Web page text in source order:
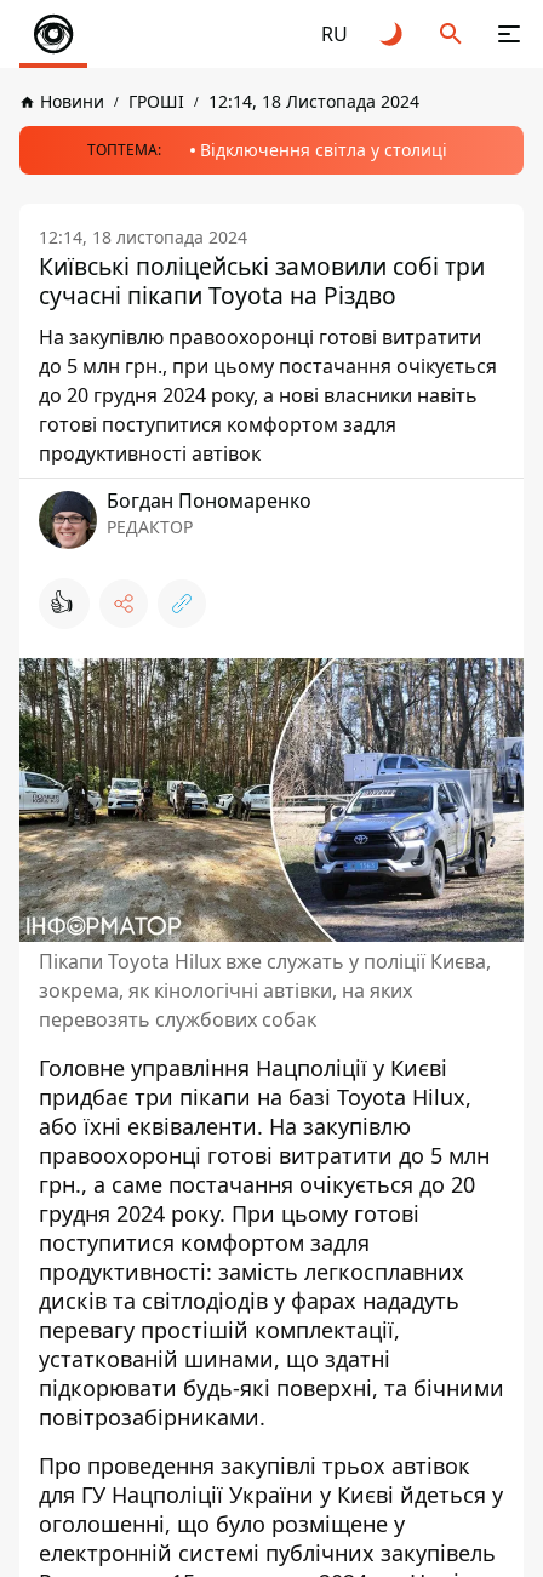
RU
Новини ГРОШІ 12:14, 18 Листопада 2024
ТОПТЕМА: Відключення світла у столиці
12:14, 18 листопада 2024
Київські поліцейські замовили собі три
сучасні пікапи Toyota на Різдво
На закупівлю правоохоронці готові витратити
до 5 млн грн., при цьому постачання очікується
до 20 грудня 2024 року, а нові власники навіть
готові поступитися комфортом задля
продуктивності автівок
Богдан Пономаренко
РЕДАКТОР
👍
Пікапи Toyota Hilux вже служать у поліції Києва,
зокрема, як кінологічні автівки, на яких
перевозять службових собак
Головне управління Нацполіції у Києві
придбає три пікапи на базі Toyota Hilux,
або їхні еквіваленти. На закупівлю
правоохоронці готові витратити до 5 млн
грн., а саме постачання очікується до 20
грудня 2024 року. При цьому готові
поступитися комфортом задля
продуктивності: замість легкосплавних
дисків та світлодіодів у фарах нададуть
перевагу простішій комплектації,
устаткованій шинами, що здатні
підкорювати будь-які поверхні, та бічними
повітрозабірниками.
Про проведення закупівлі трьох автівок
для ГУ Нацполіції України у Києві йдеться у
оголошенні, що було розміщене у
електронній системі публічних закупівель